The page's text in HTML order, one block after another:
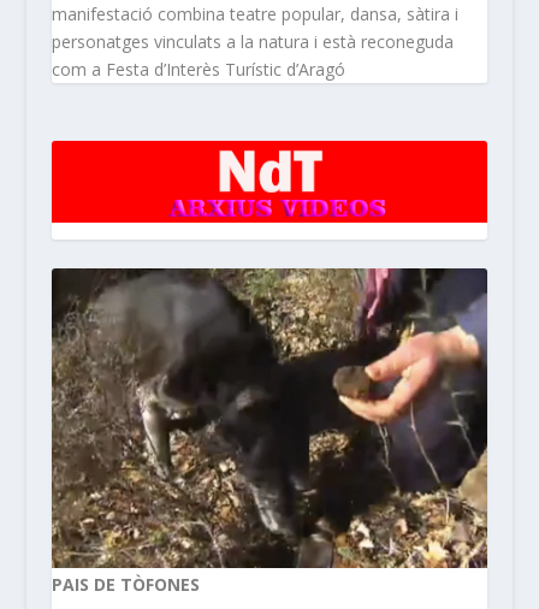
manifestació combina teatre popular, dansa, sàtira i
personatges vinculats a la natura i està reconeguda
com a Festa d’Interès Turístic d’Aragó
PAIS DE TÒFONES